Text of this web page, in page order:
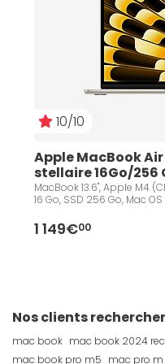
10/10
Apple MacBook
stellaire 16Go/256
MacBook 13.6", Apple M4
16 Go, SSD 256 Go, Mac
1 149€00
Nos clients
mac book mac book 2024
mac book pro m5 mac pro m